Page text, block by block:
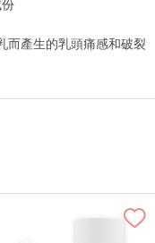
而產生的乳頭痛感和破裂